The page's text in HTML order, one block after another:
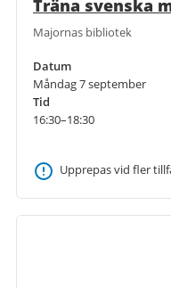
Träna svenska
Majornas bibliotek
Datum
Måndag 7 september
Tid
16:30–18:30
Upprepas vid fler